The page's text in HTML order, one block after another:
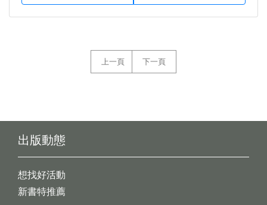
上一頁 下一頁
出版動態
想找好活動
新書特推薦